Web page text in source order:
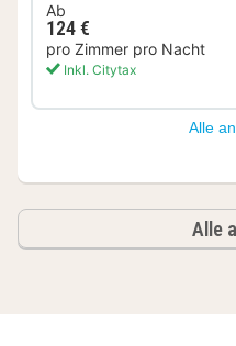
Ab
124 €
pro Zimmer pro Nacht
Inkl. Citytax
Alle
Alle